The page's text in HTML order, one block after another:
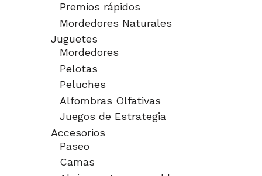
Premios rápidos
Mordedores Naturales
Juguetes
Mordedores
Pelotas
Peluches
Alfombras Olfativas
Juegos de Estrategia
Accesorios
Paseo
Camas